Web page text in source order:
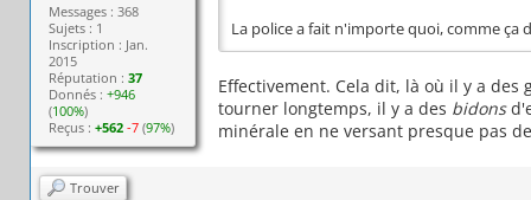
Messages : 368
Sujets : 1
Inscription : Jan.
2015
Réputation :37
Donnés :+946
(100%)
Reçus :+562 -7 (97%)
La police a fait n'importe quoi, comme ça
Effectivement. Cela dit, là où il y a
tourner longtemps, il y a des bidons
minérale en ne versant presque pas
Trouver